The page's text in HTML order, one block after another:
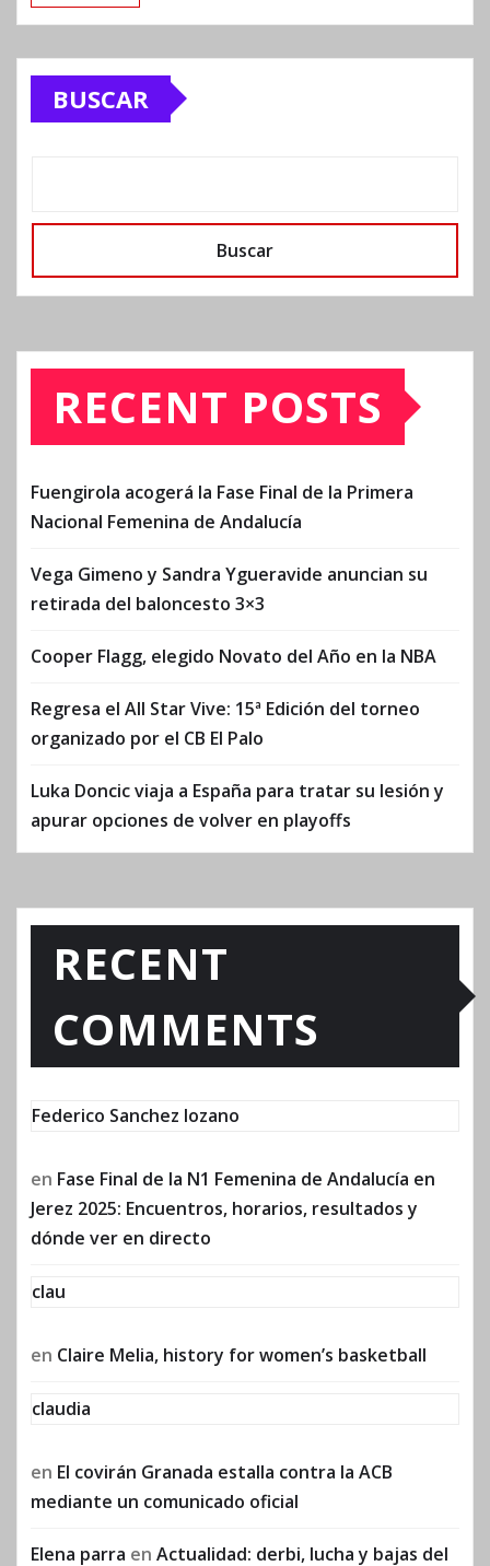
BUSCAR
Buscar
RECENT POSTS
Fuengirola acogerá la Fase Final de la Primera
Nacional Femenina de Andalucía
Vega Gimeno y Sandra Ygueravide anuncian su
retirada del baloncesto 3×3
Cooper Flagg, elegido Novato del Año en la NBA
Regresa el All Star Vive: 15ª Edición del torneo
organizado por el CB El Palo
Luka Doncic viaja a España para tratar su lesión y
apurar opciones de volver en playoffs
RECENT
COMMENTS
Federico Sanchez lozano
en Fase Final de la N1 Femenina de Andalucía en
Jerez 2025: Encuentros, horarios, resultados y
dónde ver en directo
clau
en Claire Melia, history for women’s basketball
claudia
en El covirán Granada estalla contra la ACB
mediante un comunicado oficial
Elena parra en Actualidad: derbi, lucha y bajas del